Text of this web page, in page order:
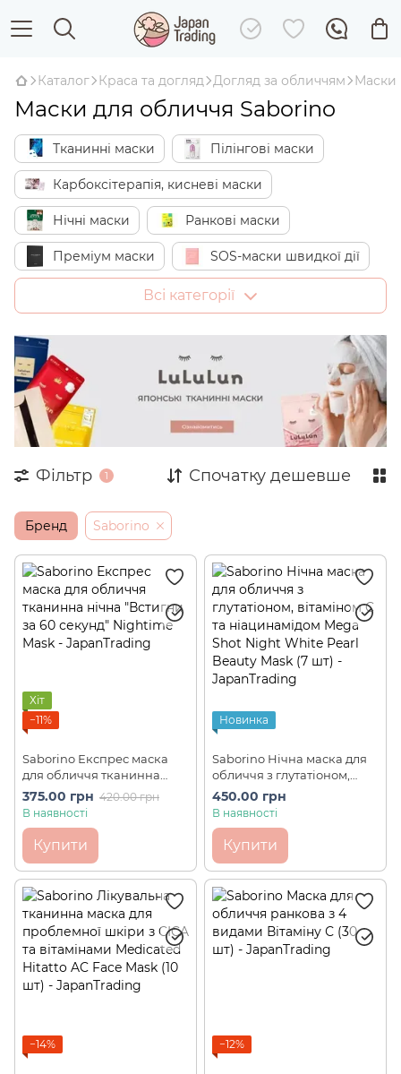
Каталог Краса та догляд Догляд за обличчям Маски
Маски для обличчя Saborino
Тканинні маски Пілінгові маски
Карбоксітерапія, кисневі маски
Нічні маски Ранкові маски
Преміум маски SOS-маски швидкої дії
Відбілюючі маски Зволожуючі маски
Маски проти акне Маски від пігментації
Заспокійливі маски
Всі категорії
Фільтр 1 Спочатку дешевше
Бренд Saborino
Хіт
−11%
Saborino Експрес маска
для обличчя тканинна
нічна "Встигни за 60
секунд" Nightime Mask (7
375.00 грн 420.00 грн
В наявності
Купити
Новинка
Saborino Нічна маска для
обличчя з глутатіоном,
вітаміном C та
ніацинамідом Mega Shot
Mask (7 шт)
450.00 грн
В наявності
Купити
−14% −12%